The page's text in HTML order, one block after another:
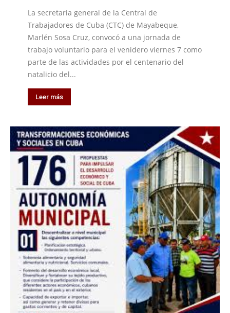
La secretaria general de la Central de
Trabajadores de Cuba (CTC) de Mayabeque,
Marlén Sosa Cruz, convocó a una jornada de
trabajo voluntario para el venidero viernes 7 como
parte de las actividades por el centenario del
natalicio del...
Leer más